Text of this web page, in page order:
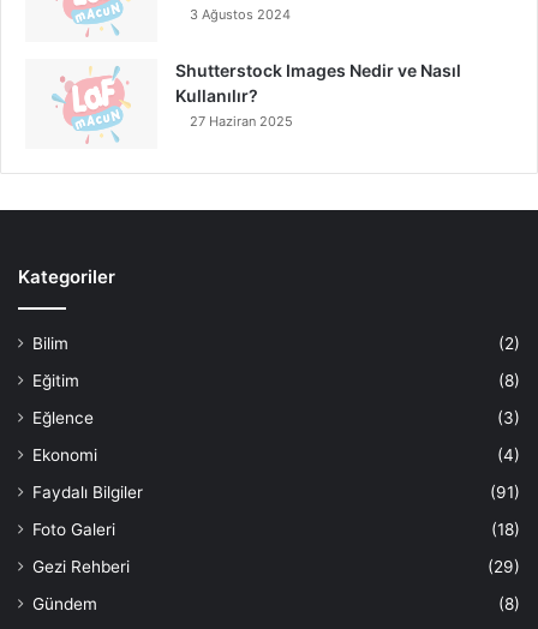
3 Ağustos 2024
Shutterstock Images Nedir ve Nasıl
Kullanılır?
27 Haziran 2025
Kategoriler
Bilim
(2)
Eğitim
(8)
Eğlence
(3)
Ekonomi
(4)
Faydalı Bilgiler
(91)
Foto Galeri
(18)
Gezi Rehberi
(29)
Gündem
(8)